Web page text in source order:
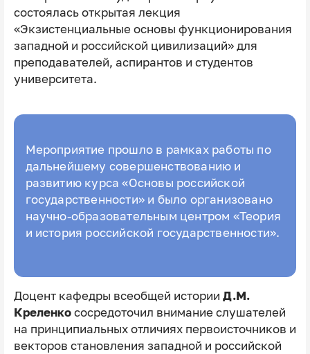
состоялась открытая лекция
«Экзистенциальные основы функционирования
западной и российской цивилизаций» для
преподавателей, аспирантов и студентов
университета.
Мероприятие прошло в рамках работы по
дальнейшему совершенствованию и
развитию курса «Основы российской
государственности» и было организовано
научно-образовательным центром «Теория
и история российской государственности».
Доцент кафедры всеобщей истории Д.М.
Креленкососредоточил внимание слушателей
на принципиальных отличиях первоисточников и
векторов становления западной и российской